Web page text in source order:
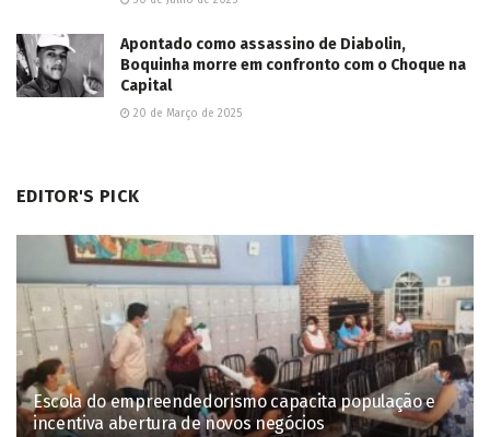
Apontado como assassino de Diabolin,
Boquinha morre em confronto com o Choque na
Capital
20 de Março de 2025
EDITOR'S PICK
Escola do empreendedorismo capacita população e
incentiva abertura de novos negócios